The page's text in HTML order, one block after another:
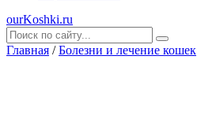
ourKoshki.ru
Главная / Болезни и лечение кошек